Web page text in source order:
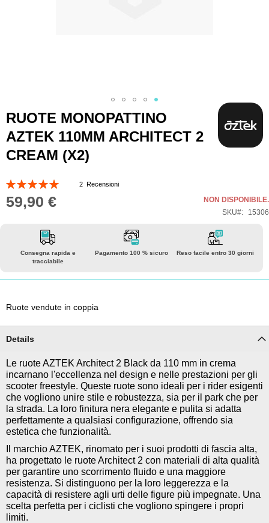
Vai
all'inizio
della
galleria
immagini
RUOTE MONOPATTINO
AZTEK 110MM ARCHITECT 2
CREAM (X2)
Valutazione:
100
% of 100
2 Recensioni
59,90 €
NON DISPONIBILE.
SKU
15306
Consegna rapida e
tracciabile
Pagamento 100 % sicuro Reso facile entro 30 giorni
Ruote vendute in coppia
Details
Le ruote AZTEK Architect 2 Black da 110 mm in crema
incarnano l'eccellenza nel design e nelle prestazioni per gli
scooter freestyle. Queste ruote sono ideali per i rider esigenti
che vogliono unire stile e robustezza, sia per il park che per
la strada. La loro finitura nera elegante e pulita si adatta
perfettamente a qualsiasi configurazione, offrendo sia
estetica che funzionalità.
Il marchio AZTEK, rinomato per i suoi prodotti di fascia alta,
ha progettato le ruote Architect 2 con materiali di alta qualità
per garantire uno scorrimento fluido e una maggiore
resistenza. Si distinguono per la loro leggerezza e la
capacità di resistere agli urti delle figure più impegnate. Una
scelta perfetta per i ciclisti che vogliono spingere i propri
limiti.